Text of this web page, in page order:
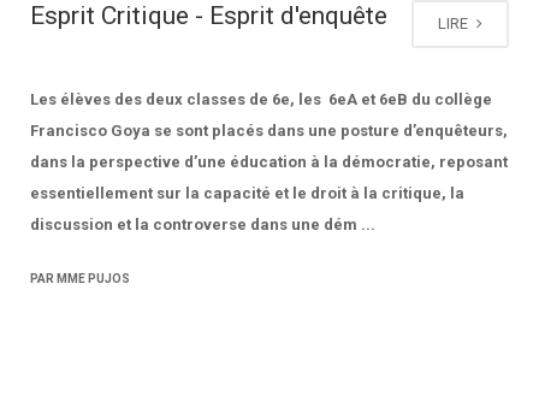
LIRE
Esprit Critique - Esprit d'enquête
Les élèves des deux classes de 6e, les 6eA et 6eB du collège
Francisco Goya se sont placés dans une posture d’enquêteurs,
dans la perspective d’une éducation à la démocratie, reposant
essentiellement sur la capacité et le droit à la critique, la
discussion et la controverse dans une dém ...
PAR MME PUJOS